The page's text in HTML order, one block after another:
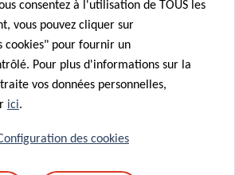
message, vous acceptez
consentez à l'utilisation de TOUS les
vous pouvez cliquer sur
cookies" pour fournir un
Pour plus d'informations sur la
vos données personnelles,
ici.
des cookies